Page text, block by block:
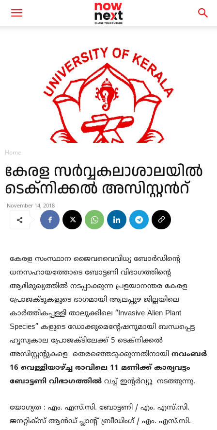
Home
കേരള സര്‍വ്വകലാശാലയില്‍
ടെക്നിക്കല്‍ അസിസ്റ്റന്‍റ്
November 14, 2018
കേരള സംസ്ഥാന ജൈവവൈവിധ്യ ബോര്‍ഡിന്‍റെ
ധനസഹായത്തോടെ ബോട്ടണി വിഭാഗത്തിന്‍റെ
ആഭിമുഖ്യത്തില്‍ നടപ്പാക്കുന്ന പ്രളയാനന്തര കേരള
പ്രോജക്ടുകളുടെ ഭാഗമായി ആലപ്പുഴ ജില്ലയിലെ
കാര്‍ത്തികപ്പള്ളി താലൂക്കിലെ “Invasive Alien Plant
Species” കളുടെ ഡോക്കുമെന്‍റേഷനുമായി ബന്ധപ്പെട്ട
ഹൃസ്വകാല പ്രോജക്ടിലേക്ക് 5 ടെക്നിക്കല്‍
അസിസ്റ്റന്‍റുകളെ തെരഞ്ഞെടുക്കുന്നതിനായി നവംബര്‍
16 വെള്ളിയാഴ്ച്ച രാവിലെ 11 മണിക്ക് കാര്യവട്ടം
ബോട്ടണി വിഭാഗത്തില്‍ വച്ച് ഇന്‍റര്‍വ്യൂ നടത്തുന്നു.
യോഗ്യത : എം. എസ്.സി. ബോട്ടണി / എം. എസ്.സി.
ജനറ്റിക്സ് ആന്‍ഡ് പ്ലാന്‍റ് ബ്രീഡിംഗ് / എം. എസ്.സി.